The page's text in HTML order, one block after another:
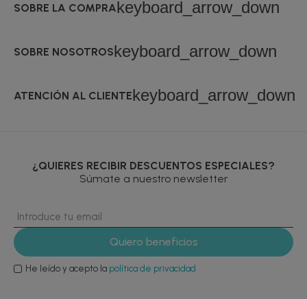
SOBRE LA COMPRAkeyboard_arrow_down
SOBRE NOSOTROSkeyboard_arrow_down
ATENCIÓN AL CLIENTEkeyboard_arrow_down
¿QUIERES RECIBIR DESCUENTOS ESPECIALES?
Súmate a nuestro newsletter
He leído y acepto la política de privacidad